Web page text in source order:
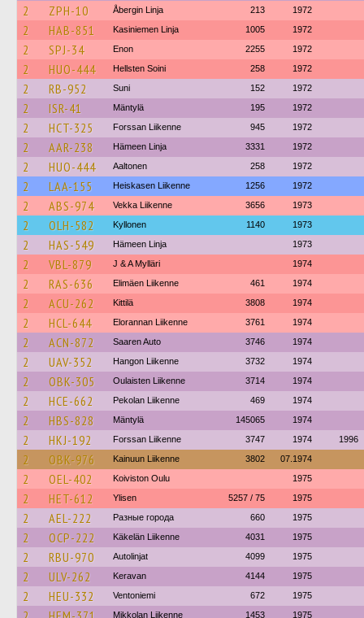
2 ZPH-10 Åbergin Linja 213 1972
2 HAB-851 Kasiniemen Linja 1005 1972
2 SPJ-34 Enon 2255 1972
2 HUO-444 Hellsten Soini 258 1972
2 RB-952 Suni 152 1972
2 ISR-41 Mäntylä 195 1972
2 HCT-325 Forssan Liikenne 945 1972
2 AAR-238 Hämeen Linja 3331 1972
2 HUO-444 Aaltonen 258 1972
2 LAA-155 Heiskasen Liikenne 1256 1972
2 ABS-974 Vekka Liikenne 3656 1973
2 OLH-582 Kyllonen 1140 1973
2 HAS-549 Hämeen Linja 1973
2 VBL-879 J & A Mylläri 1974
2 RAS-636 Elimäen Liikenne 461 1974
2 ACU-262 Kittilä 3808 1974
2 HCL-644 Elorannan Liikenne 3761 1974
2 ACN-872 Saaren Auto 3746 1974
2 UAV-352 Hangon Liikenne 3732 1974
2 OBK-305 Oulaisten Liikenne 3714 1974
2 HCE-662 Pekolan Liikenne 469 1974
2 HBS-828 Mäntylä 145065 1974
2 HKJ-192 Forssan Liikenne 3747 1974 1996
2 OBK-976 Kainuun Liikenne 3802 07.1974
2 OEL-402 Koiviston Oulu 1975
2 HET-612 Ylisen 5257 / 75 1975
2 AEL-222 Разные города 660 1975
2 OCP-222 Käkelän Liikenne 4031 1975
2 RBU-970 Autolinjat 4099 1975
2 ULV-262 Keravan 4144 1975
2 HEU-332 Ventoniemi 672 1975
Mikkolan Liikenne 1453 1975